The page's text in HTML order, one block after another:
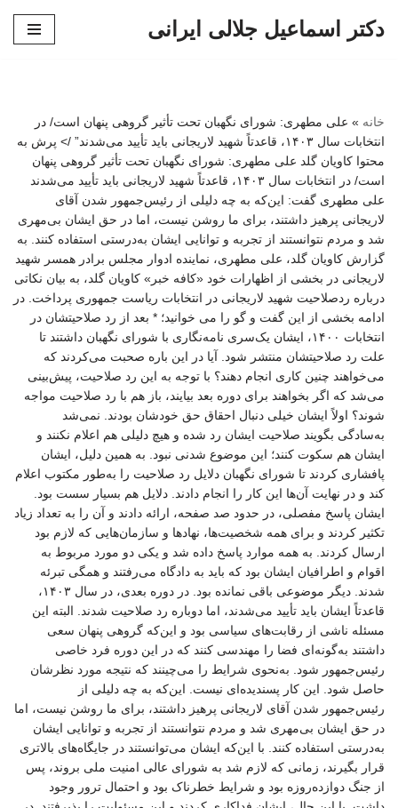
دکتر اسماعیل جلالی ایرانی
خانه » علی مطهری: شورای نگهبان تحت تأثیر گروهی پنهان است/ در
انتخابات سال ۱۴۰۳، قاعدتاً شهید لاریجانی باید تأیید می‌شدند” /> پرش به
محتوا کاویان گلد علی مطهری: شورای نگهبان تحت تأثیر گروهی پنهان
است/ در انتخابات سال ۱۴۰۳، قاعدتاً شهید لاریجانی باید تأیید می‌شدند
علی مطهری گفت: این‌که به چه دلیلی از رئیس‌جمهور شدن آقای
لاریجانی پرهیز داشتند، برای ما روشن نیست، اما در حق ایشان بی‌مهری
شد و مردم نتوانستند از تجربه و توانایی ایشان به‌درستی استفاده کنند. به
گزارش کاویان گلد، علی مطهری، نماینده ادوار مجلس برادر همسر شهید
لاریجانی در بخشی از اظهارات خود «کافه خبر» کاویان گلد، به بیان نکاتی
درباره ردصلاحیت شهید لاریجانی در انتخابات ریاست جمهوری پرداخت. در
ادامه بخشی از این گفت و گو را می خوانید؛ * بعد از رد صلاحیتشان در
انتخابات ۱۴۰۰، ایشان یک‌سری نامه‌نگاری با شورای نگهبان داشتند تا
علت رد صلاحیتشان منتشر شود. آیا در این باره صحبت می‌کردند که
می‌خواهند چنین کاری انجام دهند؟ با توجه به این رد صلاحیت، پیش‌بینی
می‌شد که اگر بخواهند برای دوره بعد بیایند، باز هم با رد صلاحیت مواجه
شوند؟ اولاً ایشان خیلی دنبال احقاق حق خودشان بودند. نمی‌شد
به‌سادگی بگویند صلاحیت ایشان رد شده و هیچ دلیلی هم اعلام نکنند و
ایشان هم سکوت کنند؛ این موضوع شدنی نبود. به همین دلیل، ایشان
پافشاری کردند تا شورای نگهبان دلایل رد صلاحیت را به‌طور مکتوب اعلام
کند و در نهایت آن‌ها این کار را انجام دادند. دلایل هم بسیار سست بود.
ایشان پاسخ مفصلی، در حدود صد صفحه، ارائه دادند و آن را به تعداد زیاد
تکثیر کردند و برای همه شخصیت‌ها، نهادها و سازمان‌هایی که لازم بود
ارسال کردند. به همه موارد پاسخ داده شد و یکی دو مورد مربوط به
اقوام و اطرافیان ایشان بود که باید به دادگاه می‌رفتند و همگی تبرئه
شدند. دیگر موضوعی باقی نمانده بود. در دوره بعدی، در سال ۱۴۰۳،
قاعدتاً ایشان باید تأیید می‌شدند، اما دوباره رد صلاحیت شدند. البته این
مسئله ناشی از رقابت‌های سیاسی بود و این‌که گروهی پنهان سعی
داشتند به‌گونه‌ای فضا را مهندسی کنند که در این دوره فرد خاصی
رئیس‌جمهور شود. به‌نحوی شرایط را می‌چینند که نتیجه مورد نظرشان
حاصل شود. این کار پسندیده‌ای نیست. این‌که به چه دلیلی از
رئیس‌جمهور شدن آقای لاریجانی پرهیز داشتند، برای ما روشن نیست، اما
در حق ایشان بی‌مهری شد و مردم نتوانستند از تجربه و توانایی ایشان
به‌درستی استفاده کنند. با این‌که ایشان می‌توانستند در جایگاه‌های بالاتری
قرار بگیرند، زمانی که لازم شد به شورای عالی امنیت ملی بروند، پس
از جنگ دوازده‌روزه بود و شرایط خطرناک بود و احتمال ترور وجود